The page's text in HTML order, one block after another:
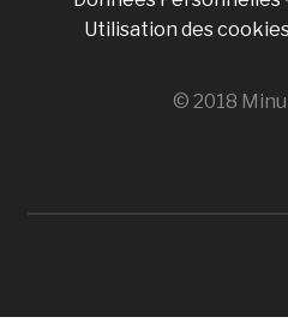
Utilisation des
© 2018